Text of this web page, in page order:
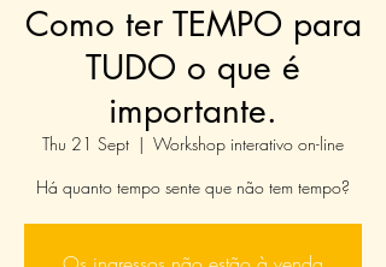
Como ter TEMPO para
TUDO o que é
importante.
Thu 21 Sept
  |
Workshop interativo on-line
Há quanto tempo sente que não tem tempo?